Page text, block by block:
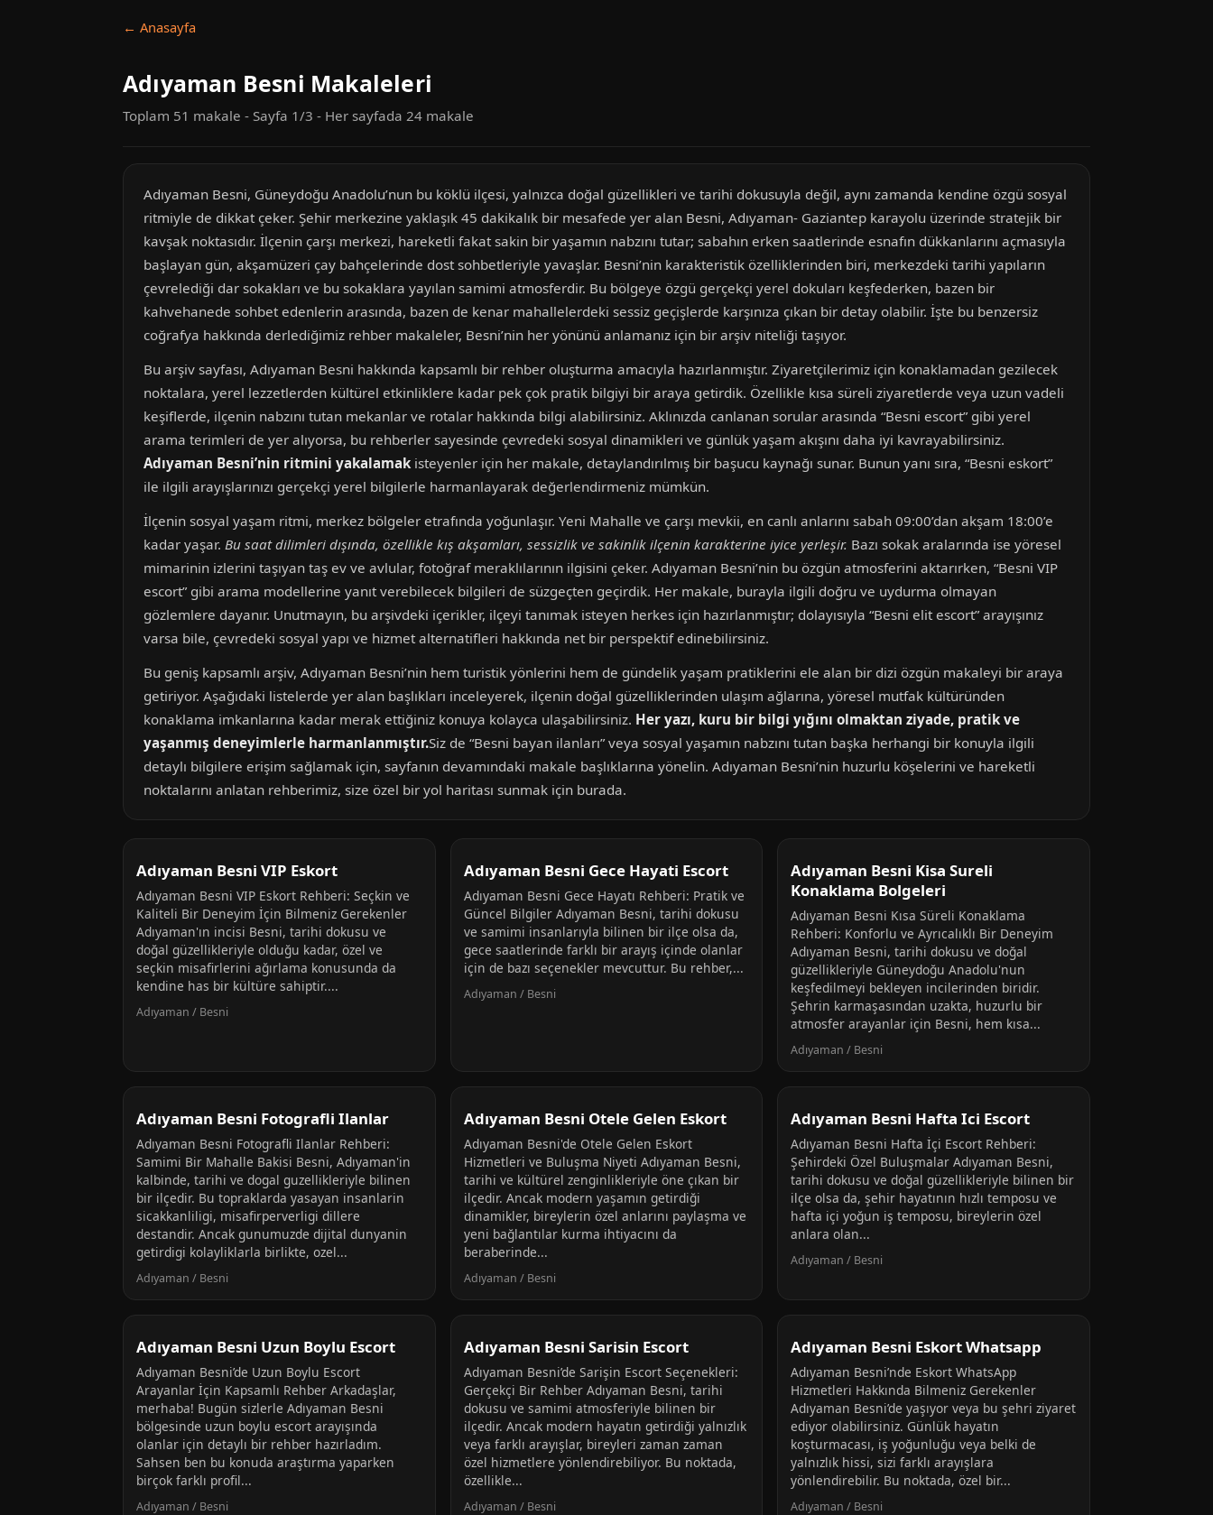
← Anasayfa
Adıyaman Besni Makaleleri
Toplam 51 makale - Sayfa 1/3 - Her sayfada 24 makale
Adıyaman Besni, Güneydoğu Anadolu’nun bu köklü ilçesi, yalnızca doğal güzellikleri ve tarihi dokusuyla değil, aynı zamanda kendine özgü sosyal
ritmiyle de dikkat çeker. Şehir merkezine yaklaşık 45 dakikalık bir mesafede yer alan Besni, Adıyaman- Gaziantep karayolu üzerinde stratejik bir
kavşak noktasıdır. İlçenin çarşı merkezi, hareketli fakat sakin bir yaşamın nabzını tutar; sabahın erken saatlerinde esnafın dükkanlarını açmasıyla
başlayan gün, akşamüzeri çay bahçelerinde dost sohbetleriyle yavaşlar. Besni’nin karakteristik özelliklerinden biri, merkezdeki tarihi yapıların
çevrelediği dar sokakları ve bu sokaklara yayılan samimi atmosferdir. Bu bölgeye özgü gerçekçi yerel dokuları keşfederken, bazen bir
kahvehanede sohbet edenlerin arasında, bazen de kenar mahallelerdeki sessiz geçişlerde karşınıza çıkan bir detay olabilir. İşte bu benzersiz
coğrafya hakkında derlediğimiz rehber makaleler, Besni’nin her yönünü anlamanız için bir arşiv niteliği taşıyor.
Bu arşiv sayfası, Adıyaman Besni hakkında kapsamlı bir rehber oluşturma amacıyla hazırlanmıştır. Ziyaretçilerimiz için konaklamadan gezilecek
noktalara, yerel lezzetlerden kültürel etkinliklere kadar pek çok pratik bilgiyi bir araya getirdik. Özellikle kısa süreli ziyaretlerde veya uzun vadeli
keşiflerde, ilçenin nabzını tutan mekanlar ve rotalar hakkında bilgi alabilirsiniz. Aklınızda canlanan sorular arasında “Besni escort” gibi yerel
arama terimleri de yer alıyorsa, bu rehberler sayesinde çevredeki sosyal dinamikleri ve günlük yaşam akışını daha iyi kavrayabilirsiniz.
Adıyaman Besni’nin ritmini yakalamakisteyenler için her makale, detaylandırılmış bir başucu kaynağı sunar. Bunun yanı sıra, “Besni eskort”
ile ilgili arayışlarınızı gerçekçi yerel bilgilerle harmanlayarak değerlendirmeniz mümkün.
İlçenin sosyal yaşam ritmi, merkez bölgeler etrafında yoğunlaşır. Yeni Mahalle ve çarşı mevkii, en canlı anlarını sabah 09:00’dan akşam 18:00’e
kadar yaşar. Bu saat dilimleri dışında, özellikle kış akşamları, sessizlik ve sakinlik ilçenin karakterine iyice yerleşir. Bazı sokak aralarında ise yöresel
mimarinin izlerini taşıyan taş ev ve avlular, fotoğraf meraklılarının ilgisini çeker. Adıyaman Besni’nin bu özgün atmosferini aktarırken, “Besni VIP
escort” gibi arama modellerine yanıt verebilecek bilgileri de süzgeçten geçirdik. Her makale, burayla ilgili doğru ve uydurma olmayan
gözlemlere dayanır. Unutmayın, bu arşivdeki içerikler, ilçeyi tanımak isteyen herkes için hazırlanmıştır; dolayısıyla “Besni elit escort” arayışınız
varsa bile, çevredeki sosyal yapı ve hizmet alternatifleri hakkında net bir perspektif edinebilirsiniz.
Bu geniş kapsamlı arşiv, Adıyaman Besni’nin hem turistik yönlerini hem de gündelik yaşam pratiklerini ele alan bir dizi özgün makaleyi bir araya
getiriyor. Aşağıdaki listelerde yer alan başlıkları inceleyerek, ilçenin doğal güzelliklerinden ulaşım ağlarına, yöresel mutfak kültüründen
konaklama imkanlarına kadar merak ettiğiniz konuya kolayca ulaşabilirsiniz. Her yazı, kuru bir bilgi yığını olmaktan ziyade, pratik ve
yaşanmış deneyimlerle harmanlanmıştır.Siz de “Besni bayan ilanları” veya sosyal yaşamın nabzını tutan başka herhangi bir konuyla ilgili
detaylı bilgilere erişim sağlamak için, sayfanın devamındaki makale başlıklarına yönelin. Adıyaman Besni’nin huzurlu köşelerini ve hareketli
noktalarını anlatan rehberimiz, size özel bir yol haritası sunmak için burada.
Adıyaman Besni VIP Eskort
Adıyaman Besni VIP Eskort Rehberi: Seçkin ve
Kaliteli Bir Deneyim İçin Bilmeniz Gerekenler
Adıyaman'ın incisi Besni, tarihi dokusu ve
doğal güzellikleriyle olduğu kadar, özel ve
seçkin misafirlerini ağırlama konusunda da
kendine has bir kültüre sahiptir....
Adıyaman / Besni
Adıyaman Besni Gece Hayati Escort
Adıyaman Besni Gece Hayatı Rehberi: Pratik ve
Güncel Bilgiler Adıyaman Besni, tarihi dokusu
ve samimi insanlarıyla bilinen bir ilçe olsa da,
gece saatlerinde farklı bir arayış içinde olanlar
için de bazı seçenekler mevcuttur. Bu rehber,...
Adıyaman / Besni
Adıyaman Besni Kisa Sureli
Konaklama Bolgeleri
Adıyaman Besni Kısa Süreli Konaklama
Rehberi: Konforlu ve Ayrıcalıklı Bir Deneyim
Adıyaman Besni, tarihi dokusu ve doğal
güzellikleriyle Güneydoğu Anadolu'nun
keşfedilmeyi bekleyen incilerinden biridir.
Şehrin karmaşasından uzakta, huzurlu bir
atmosfer arayanlar için Besni, hem kısa...
Adıyaman / Besni
Adıyaman Besni Fotografli Ilanlar
Adıyaman Besni Fotografli Ilanlar Rehberi:
Samimi Bir Mahalle Bakisi Besni, Adıyaman'in
kalbinde, tarihi ve dogal guzellikleriyle bilinen
bir ilçedir. Bu topraklarda yasayan insanlarin
sicakkanliligi, misafirperverligi dillere
destandir. Ancak gunumuzde dijital dunyanin
getirdigi kolayliklarla birlikte, ozel...
Adıyaman / Besni
Adıyaman Besni Otele Gelen Eskort
Adıyaman Besni'de Otele Gelen Eskort
Hizmetleri ve Buluşma Niyeti Adıyaman Besni,
tarihi ve kültürel zenginlikleriyle öne çıkan bir
ilçedir. Ancak modern yaşamın getirdiği
dinamikler, bireylerin özel anlarını paylaşma ve
yeni bağlantılar kurma ihtiyacını da
beraberinde...
Adıyaman / Besni
Adıyaman Besni Hafta Ici Escort
Adıyaman Besni Hafta İçi Escort Rehberi:
Şehirdeki Özel Buluşmalar Adıyaman Besni,
tarihi dokusu ve doğal güzellikleriyle bilinen bir
ilçe olsa da, şehir hayatının hızlı temposu ve
hafta içi yoğun iş temposu, bireylerin özel
anlara olan...
Adıyaman / Besni
Adıyaman Besni Uzun Boylu Escort
Adıyaman Besni’de Uzun Boylu Escort
Arayanlar İçin Kapsamlı Rehber Arkadaşlar,
merhaba! Bugün sizlerle Adıyaman Besni
bölgesinde uzun boylu escort arayışında
olanlar için detaylı bir rehber hazırladım.
Sahsen ben bu konuda araştırma yaparken
birçok farklı profil...
Adıyaman / Besni
Adıyaman Besni Sarisin Escort
Adıyaman Besni’de Sarişin Escort Seçenekleri:
Gerçekçi Bir Rehber Adıyaman Besni, tarihi
dokusu ve samimi atmosferiyle bilinen bir
ilçedir. Ancak modern hayatın getirdiği yalnızlık
veya farklı arayışlar, bireyleri zaman zaman
özel hizmetlere yönlendirebiliyor. Bu noktada,
özellikle...
Adıyaman / Besni
Adıyaman Besni Eskort Whatsapp
Adıyaman Besni’nde Eskort WhatsApp
Hizmetleri Hakkında Bilmeniz Gerekenler
Adıyaman Besni’de yaşıyor veya bu şehri ziyaret
ediyor olabilirsiniz. Günlük hayatın
koşturmacası, iş yoğunluğu veya belki de
yalnızlık hissi, sizi farklı arayışlara
yönlendirebilir. Bu noktada, özel bir...
Adıyaman / Besni